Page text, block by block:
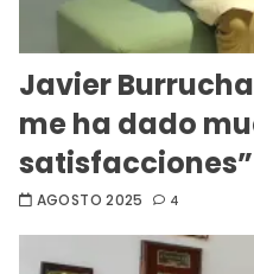
Javier
me ha dado
satisfacciones”
AGOSTO 2025 4